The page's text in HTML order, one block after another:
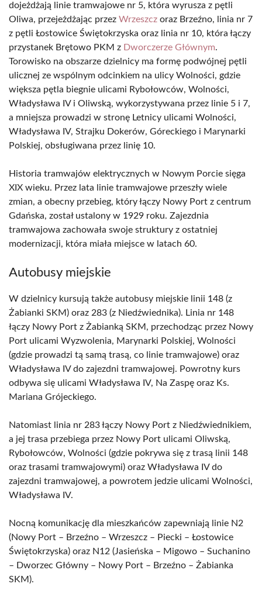
dojeżdżają linie tramwajowe nr 5, która wyrusza z pętli
Oliwa, przejeżdżając przez Wrzeszcz oraz Brzeźno, linia nr 7
z pętli Łostowice Świętokrzyska oraz linia nr 10, która łączy
przystanek Brętowo PKM z Dworczerze Głównym.
Torowisko na obszarze dzielnicy ma formę podwójnej pętli
ulicznej ze wspólnym odcinkiem na ulicy Wolności, gdzie
większa pętla biegnie ulicami Rybołowców, Wolności,
Władysława IV i Oliwską, wykorzystywana przez linie 5 i 7,
a mniejsza prowadzi w stronę Letnicy ulicami Wolności,
Władysława IV, Strajku Dokerów, Góreckiego i Marynarki
Polskiej, obsługiwana przez linię 10.
Historia tramwajów elektrycznych w Nowym Porcie sięga
XIX wieku. Przez lata linie tramwajowe przeszły wiele
zmian, a obecny przebieg, który łączy Nowy Port z centrum
Gdańska, został ustalony w 1929 roku. Zajezdnia
tramwajowa zachowała swoje struktury z ostatniej
modernizacji, która miała miejsce w latach 60.
Autobusy miejskie
W dzielnicy kursują także autobusy miejskie linii 148 (z
Żabianki SKM) oraz 283 (z Niedźwiednika). Linia nr 148
łączy Nowy Port z Żabianką SKM, przechodząc przez Nowy
Port ulicami Wyzwolenia, Marynarki Polskiej, Wolności
(gdzie prowadzi tą samą trasą, co linie tramwajowe) oraz
Władysława IV do zajezdni tramwajowej. Powrotny kurs
odbywa się ulicami Władysława IV, Na Zaspę oraz Ks.
Mariana Grójeckiego.
Natomiast linia nr 283 łączy Nowy Port z Niedźwiednikiem,
a jej trasa przebiega przez Nowy Port ulicami Oliwską,
Rybołowców, Wolności (gdzie pokrywa się z trasą linii 148
oraz trasami tramwajowymi) oraz Władysława IV do
zajezdni tramwajowej, a powrotem jedzie ulicami Wolności,
Władysława IV.
Nocną komunikację dla mieszkańców zapewniają linie N2
(Nowy Port – Brzeźno – Wrzeszcz – Piecki – Łostowice
Świętokrzyska) oraz N12 (Jasieńska – Migowo – Suchanino
– Dworzec Główny – Nowy Port – Brzeźno – Żabianka
SKM).